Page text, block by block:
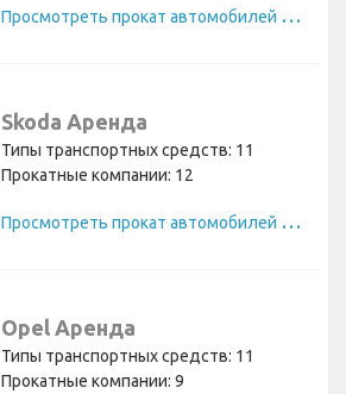
П
росмотреть прокат автомобилей Toyota
Skoda Аренда
Типы транспортных средств: 11
Прокатные компании: 12
П
росмотреть прокат автомобилей Skoda
Opel Аренда
Типы транспортных средств: 11
Прокатные компании: 9